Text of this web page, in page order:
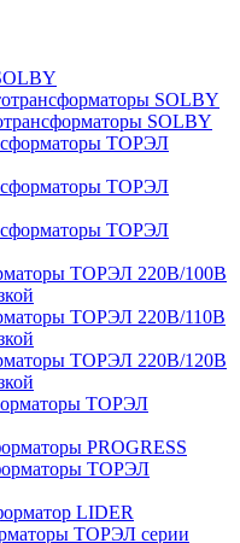
SOLBY
SOLBY
ТОРЭЛ
ТОРЭЛ
ТОРЭЛ
ТОРЭЛ 220В/100В
ТОРЭЛ 220В/110В
ТОРЭЛ 220В/120В
ТОРЭЛ
PROGRESS
ТОРЭЛ
LIDER
ТОРЭЛ серии